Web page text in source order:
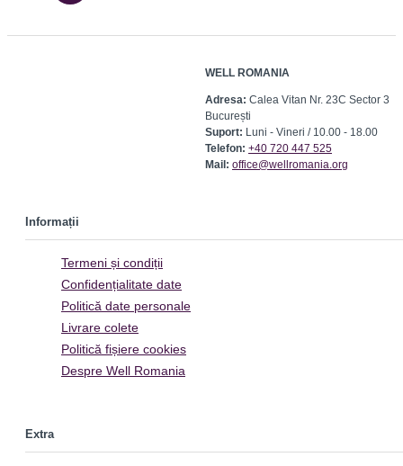
WELL ROMANIA
Adresa: Calea Vitan Nr. 23C Sector 3
București
Suport: Luni - Vineri / 10.00 - 18.00
Telefon: +40 720 447 525
Mail: office@wellromania.org
Informații
Termeni și condiții
Confidențialitate date
Politică date personale
Livrare colete
Politică fișiere cookies
Despre Well Romania
Extra